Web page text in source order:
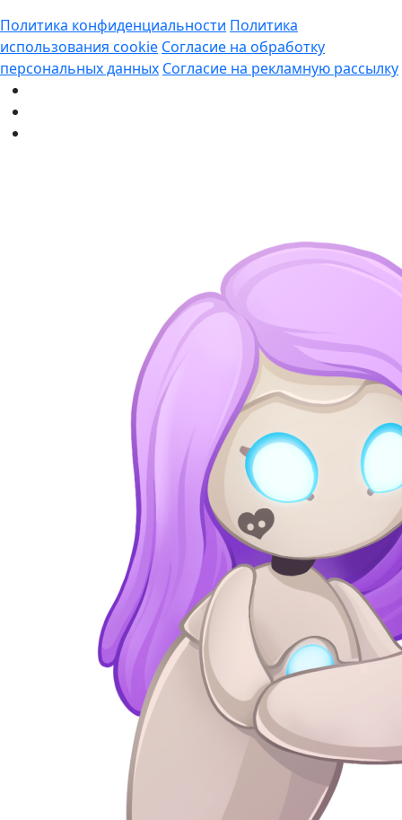
Политика конфиденциальности Политика
использования cookie Согласие на обработку
персональных данных Согласие на рекламную рассылку